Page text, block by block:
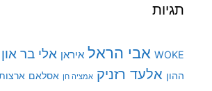
תגיות
WOKE אבי הראל איראן אלי בר און
ההון אלעד רזניק אמציה חן אסלאם